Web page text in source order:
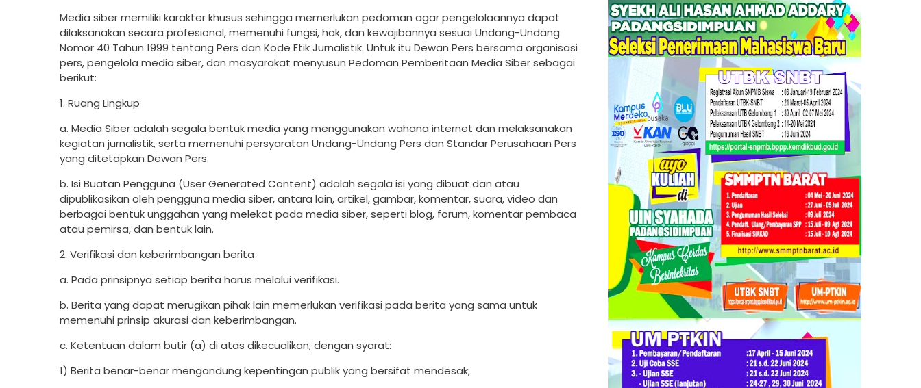
Media siber memiliki karakter khusus sehingga memerlukan pedoman agar pengelolaannya dapat
dilaksanakan secara profesional, memenuhi fungsi, hak, dan kewajibannya sesuai Undang-Undang
Nomor 40 Tahun 1999 tentang Pers dan Kode Etik Jurnalistik. Untuk itu Dewan Pers bersama organisasi
pers, pengelola media siber, dan masyarakat menyusun Pedoman Pemberitaan Media Siber sebagai
berikut:
1. Ruang Lingkup
a. Media Siber adalah segala bentuk media yang menggunakan wahana internet dan melaksanakan
kegiatan jurnalistik, serta memenuhi persyaratan Undang-Undang Pers dan Standar Perusahaan Pers
yang ditetapkan Dewan Pers.
b. Isi Buatan Pengguna (User Generated Content) adalah segala isi yang dibuat dan atau
dipublikasikan oleh pengguna media siber, antara lain, artikel, gambar, komentar, suara, video dan
berbagai bentuk unggahan yang melekat pada media siber, seperti blog, forum, komentar pembaca
atau pemirsa, dan bentuk lain.
2. Verifikasi dan keberimbangan berita
a. Pada prinsipnya setiap berita harus melalui verifikasi.
b. Berita yang dapat merugikan pihak lain memerlukan verifikasi pada berita yang sama untuk
memenuhi prinsip akurasi dan keberimbangan.
c. Ketentuan dalam butir (a) di atas dikecualikan, dengan syarat:
1) Berita benar-benar mengandung kepentingan publik yang bersifat mendesak;